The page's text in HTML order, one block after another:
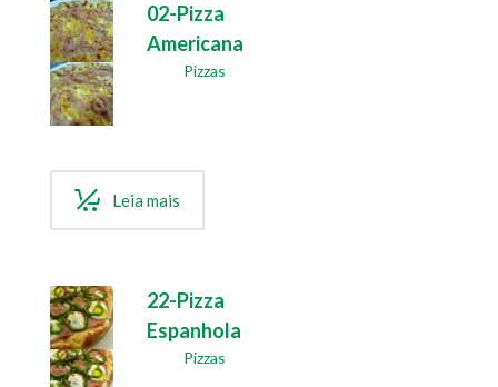
02-Pizza
Americana
Pizzas
Leia mais
22-Pizza
Espanhola
Pizzas